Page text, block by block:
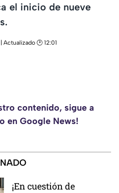
el inicio de nueve
| Actualizado 🕑 12:01
contenido, sigue a
en Google News!
¡En cuestión de